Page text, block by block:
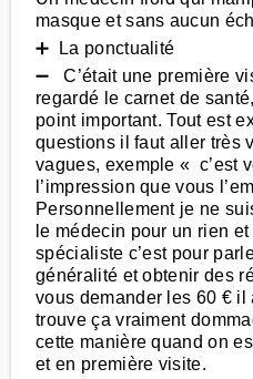
masque et sans aucun
➕ La ponctualité
➖ C’était une première
regardé le carnet de
point important. Tout est
questions il faut aller très
vagues, exemple « c’est
l’impression que vous
Personnellement je ne
le médecin pour un rien
spécialiste c’est pour
généralité et obtenir des
vous demander les 60 € il
trouve ça vraiment
cette manière quand on
et en première visite.